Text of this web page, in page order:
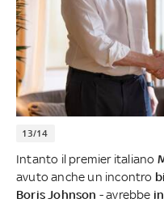
13/14
Intanto il premier italiano
avuto anche un incontro
Boris Johnson - avrebbe